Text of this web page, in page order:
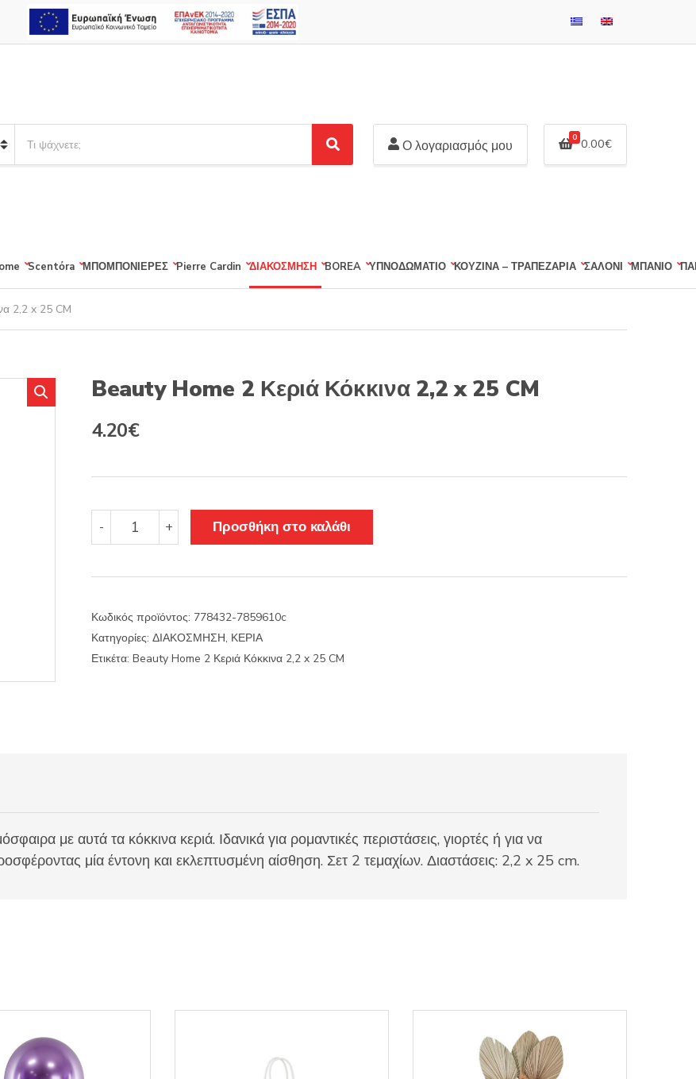
a
o
d
u
:
S
e
Ο λογαριασμός μου 0 0.00€
Scentόra ΜΠΟΜΠΟΝΙΕΡΕΣ Pierre Cardin ΔΙΑΚΟΣΜΗΣΗ BOREA ΥΠΝΟΔΩΜΑΤΙΟ ΚΟΥΖΙΝΑ – ΤΡΑΠΕΖΑΡΙΑ ΣΑΛΟΝΙ ΜΠΑΝΙΟ
2,2 x 25 CM
Beauty Home 2 Κεριά Κόκκινα 2,2 x 25 CM
4.20€
-
Beauty
Home
x
25
CM
+ Προσθήκη στο καλάθι
Κωδικός προϊόντος: 778432-7859610c
Κατηγορίες: ΔΙΑΚΟΣΜΗΣΗ, ΚΕΡΙΑ
Ετικέτα: Beauty Home 2 Κεριά Κόκκινα 2,2 x 25 CM
με αυτά τα κόκκινα κεριά. Ιδανικά για ρομαντικές περιστάσεις, γιορτές ή για να
μία έντονη και εκλεπτυσμένη αίσθηση. Σετ 2 τεμαχίων. Διαστάσεις: 2,2 x 25 cm.